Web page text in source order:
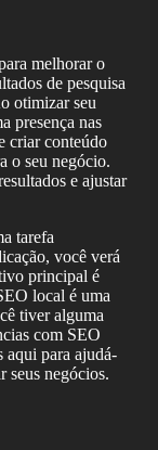
melhorar o
de pesquisa
otimizar seu
presença nas
criar conteúdo
o seu negócio.
e ajustar
tarefa
você verá
principal é
local é uma
tiver alguma
com SEO
aqui para ajudá-
seus negócios.